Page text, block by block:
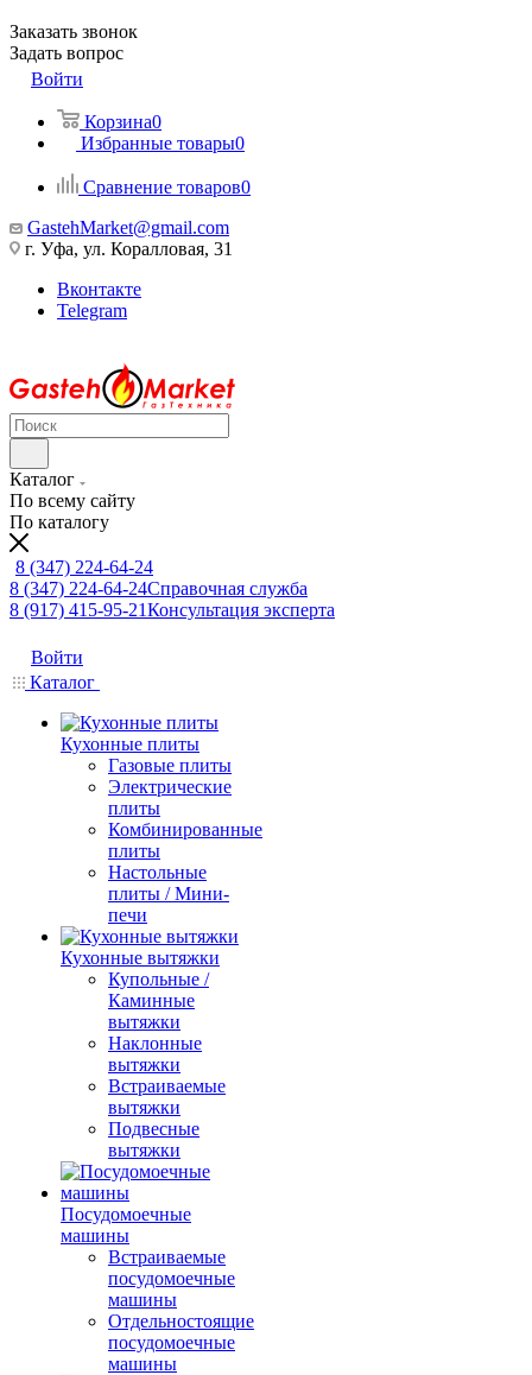
Заказать звонок
Задать вопрос
Войти
Корзина0
Избранные товары0
Сравнение товаров0
GastehMarket@gmail.com
г. Уфа, ул. Коралловая, 31
Вконтакте
Telegram
Каталог
По всему сайту
По каталогу
8 (347) 224-64-24
8 (347) 224-64-24Справочная служба
8 (917) 415-95-21Консультация эксперта
Войти
Каталог
Кухонные плиты
Газовые плиты
Электрические
плиты
Комбинированные
плиты
Настольные
плиты / Мини-
печи
Кухонные вытяжки
Купольные /
Каминные
вытяжки
Наклонные
вытяжки
Встраиваемые
вытяжки
Подвесные
вытяжки
Посудомоечные
машины
Встраиваемые
посудомоечные
машины
Отдельностоящие
посудомоечные
машины